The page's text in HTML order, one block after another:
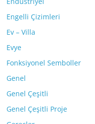
Engelli Çizimleri
Ev – Villa
Evye
Fonksiyonel Semboller
Genel
Genel Çeşitli
Genel Çeşitli Proje